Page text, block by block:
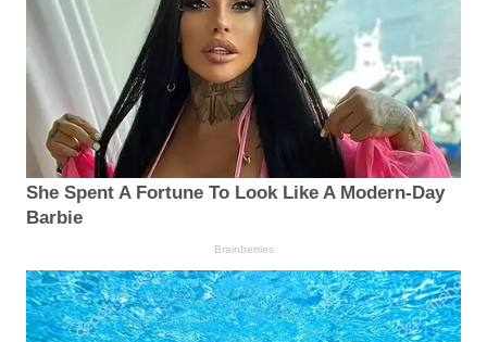
She Spent A Fortune To Look Like A Modern-Day
Barbie
Brainberries